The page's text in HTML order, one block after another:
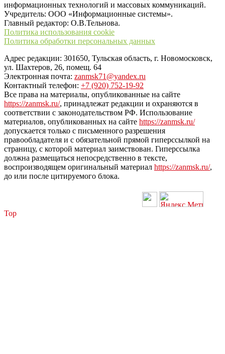
информационных технологий и массовых коммуникаций.
Учредитель: ООО «Информационные системы».
Главный редактор: О.В.Тельнова.
Политика использования cookie
Политика обработки персональных данных
Адрес редакции: 301650, Тульская область, г. Новомосковск,
ул. Шахтеров, 26, помещ. 64
Электронная почта: zanmsk71@yandex.ru
Контактный телефон: +7 (920) 752-19-92
Все права на материалы, опубликованные на сайте
https://zanmsk.ru/, принадлежат редакции и охраняются в
соответствии с законодательством РФ. Использование
материалов, опубликованных на сайте https://zanmsk.ru/
допускается только с письменного разрешения
правообладателя и с обязательной прямой гиперссылкой на
страницу, с которой материал заимствован. Гиперссылка
должна размещаться непосредственно в тексте,
воспроизводящем оригинальный материал https://zanmsk.ru/,
до или после цитируемого блока.
Top